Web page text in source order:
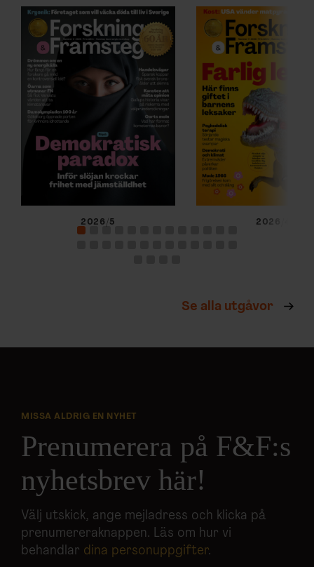
2026/5 2026/4
Se alla utgåvor
MISSA ALDRIG EN NYHET
Prenumerera på F&F:s
nyhetsbrev här!
Välj utskick, ange mejladress och klicka på
prenumereraknappen. Läs om hur vi
behandlar dina personuppgifter.